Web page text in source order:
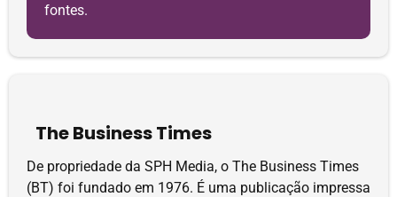
fontes.
The Business Times
De propriedade da SPH Media, o The Business Times
(BT) foi fundado em 1976. É uma publicação impressa